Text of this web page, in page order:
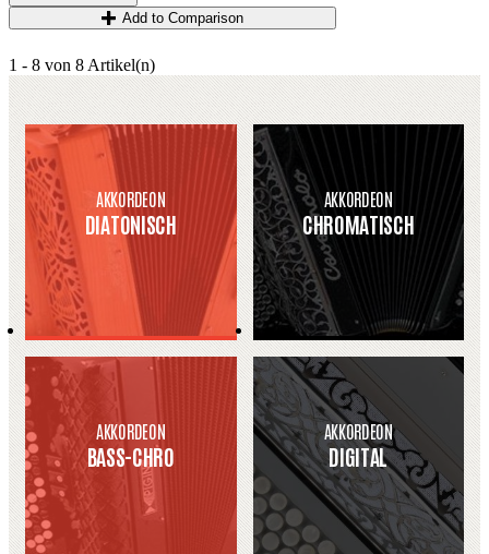
Add to Comparison
1 - 8 von 8 Artikel(n)
AKKORDEON
DIATONISCH
AKKORDEON
CHROMATISCH
AKKORDEON
BASS-CHRO
AKKORDEON
DIGITAL